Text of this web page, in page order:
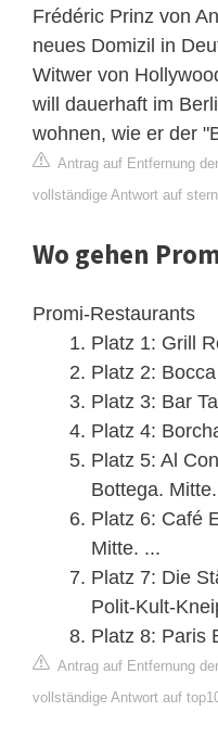
Frédéric Prinz von
neues Domizil in
Witwer von
will dauerhaft im
wohnen, wie er der
Antrag auf Entfernung
vollständige Antwort auf
Wo gehen
Promi-Restaurants
Platz 1: Grill
Platz 2:
Platz 3: Bar
Platz 4:
Platz 5: Al
Bottega.
Platz 6: Café
Mitte. ...
Platz 7: Die
Polit-Kult-
Platz 8: Paris
Antrag auf Entfernung
vollständige Antwort auf